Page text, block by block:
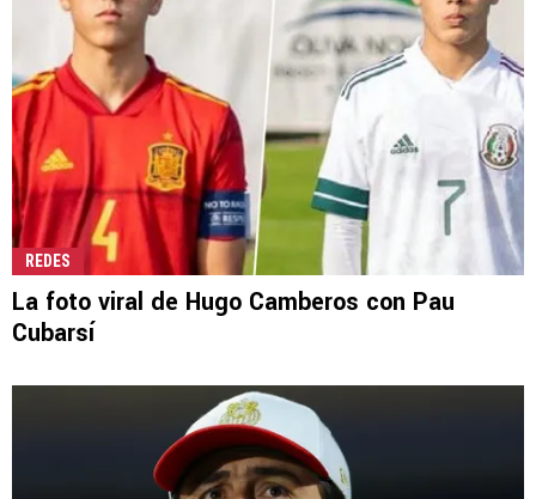
REDES
La foto viral de Hugo Camberos con Pau
Cubarsí